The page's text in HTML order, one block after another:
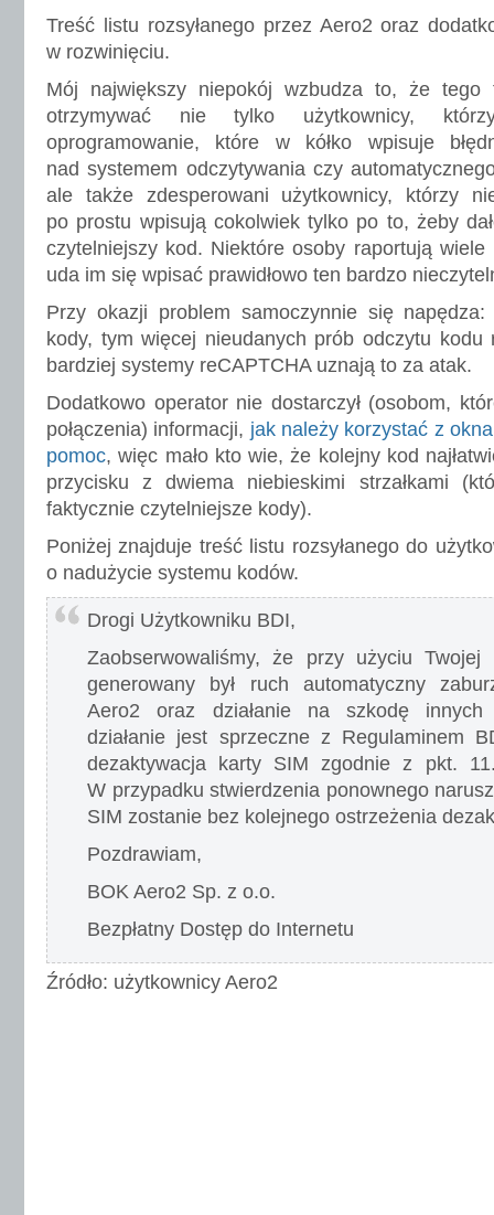
Treść listu rozsyłanego przez Aero2 oraz
w rozwinięciu.
Mój największy niepokój wzbudza to, że tego
otrzymywać nie tylko użytkownicy,
oprogramowanie, które w kółko wpisuje
nad systemem odczytywania czy
ale także zdesperowani użytkownicy, którzy
po prostu wpisują cokolwiek tylko po to, żeby
czytelniejszy kod. Niektóre osoby raportują
uda im się wpisać prawidłowo ten bardzo
Przy okazji problem samoczynnie się
kody, tym więcej nieudanych prób odczytu kodu
bardziej systemy reCAPTCHA uznają to za atak.
Dodatkowo operator nie dostarczył (osobom,
połączenia) informacji, jak należy korzystać z
pomoc, więc mało kto wie, że kolejny kod
przycisku z dwiema niebieskimi strzałkami
faktycznie czytelniejsze kody).
Poniżej znajduje treść listu rozsyłanego do
o nadużycie systemu kodów.
Drogi Użytkowniku BDI,
Zaobserwowaliśmy, że przy użyciu
generowany był ruch automatyczny
Aero2 oraz działanie na szkodę innych
działanie jest sprzeczne z Regulaminem
dezaktywacja karty SIM zgodnie z pkt.
W przypadku stwierdzenia ponownego
SIM zostanie bez kolejnego ostrzeżenia
Pozdrawiam,
BOK Aero2 Sp. z o.o.
Bezpłatny Dostęp do Internetu
Źródło: użytkownicy Aero2